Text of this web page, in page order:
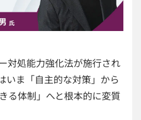
対処能力強化法が施行され
いま「自主的な対策」から
る体制」へと根本的に変質